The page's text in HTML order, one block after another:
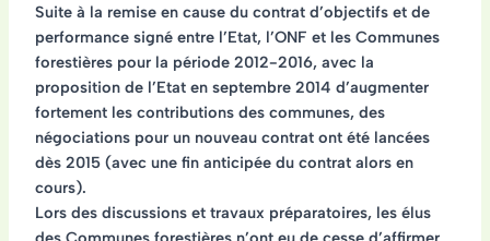
Suite à la remise en cause du contrat d’objectifs et de
performance signé entre l’Etat, l’ONF et les Communes
forestières pour la période 2012-2016, avec la
proposition de l’Etat en septembre 2014 d’augmenter
fortement les contributions des communes, des
négociations pour un nouveau contrat ont été lancées
dès 2015 (avec une fin anticipée du contrat alors en
cours).
Lors des discussions et travaux préparatoires, les élus